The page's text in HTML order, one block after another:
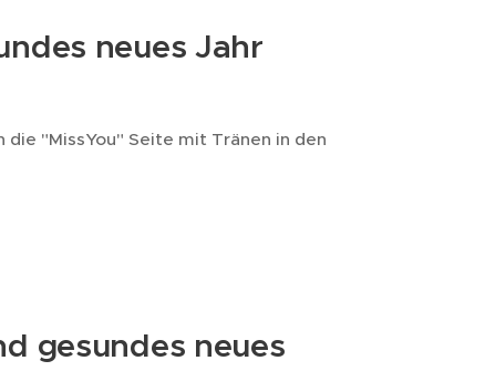
neues Jahr
"MissYou" Seite mit Tränen in den
gesundes neues